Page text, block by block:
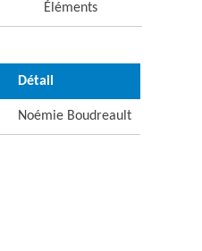
Éléments
Détail
Noémie Boudreault